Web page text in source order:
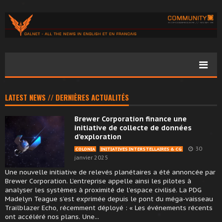
LATEST NEWS // DERNIÈRES ACTUALITÉS
Brewer Corporation finance une
initiative de collecte de données
d’exploration
COLONIA INITIATIVES INTERSTELLAIRES & CG
30
janvier 2025
Une nouvelle initiative de relevés planétaires a été annoncée par
Brewer Corporation. L’entreprise appelle ainsi les pilotes à
analyser les systèmes à proximité de l’espace civilisé. La PDG
Madelyn Teague s’est exprimée depuis le pont du méga-vaisseau
Trailblazer Echo, récemment déployé : « Les événements récents
ont accéléré nos plans. Une...